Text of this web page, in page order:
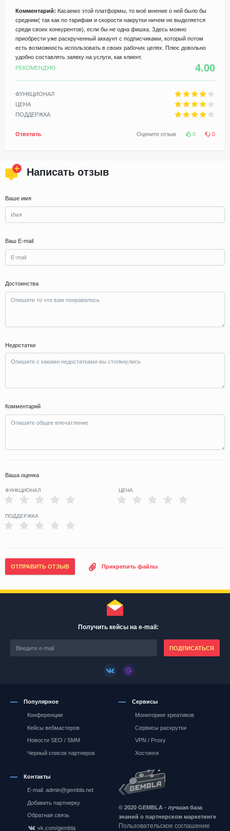
Комментарий: Касаемо этой платформы, то моё мнение о ней было бы
средним( так как по тарифам и скорости накрутки ничем не выделяется
среди своих конкурентов), если бы не одна фишка. Здесь можно
приобрести уже раскрученный аккаунт с подписчиками, который потом
есть возможность использовать в своих рабочих целях. Плюс довольно
удобно составлять заявку на услуги, как клиент.
РЕКОМЕНДУЮ
4.00
ФУНКЦИОНАЛ
ЦЕНА
ПОДДЕРЖКА
Ответить Оцените отзыв 0 0
Написать отзыв
Ваше имя
Ваш E-mail
Достоинства
Недостатки
Комментарий
Ваша оценка
ФУНКЦИОНАЛ ЦЕНА
ПОДДЕРЖКА
ОТПРАВИТЬ ОТЗЫВ Прикрепить файлы
Получить кейсы на e-mail:
ПОДПИСАТЬСЯ
Популярное
Конференции
Кейсы вебмастеров
Новости SEO / SMM
Черный список партнерок
Сервисы
Мониторинг креативов
Сервисы раскрутки
VPN / Proxy
Хостинги
Контакты
E-mail: admin@gembla.net
Добавить партнерку
Обратная связь
vk.com/gembla
© 2020 GEMBLA - лучшая база
знаний о партнерском маркетинге
Пользовательское соглашение